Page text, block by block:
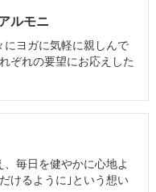
ルモニ
にヨガに気軽に親しんで
ぞれの要望にお応えした
、毎日を健やかに心地よ
けるように｣という想い